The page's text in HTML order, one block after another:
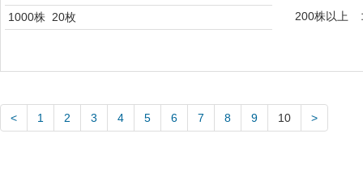
1000株 20枚 200株以上
1 2 3 4 5 6 7 8 9 10